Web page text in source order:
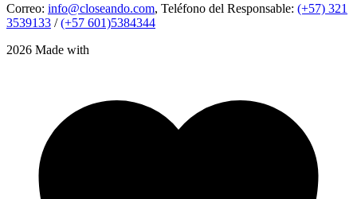
Correo: info@closeando.com, Teléfono del Responsable: (+57) 321
3539133 /(+57 601)5384344
2026 Made with